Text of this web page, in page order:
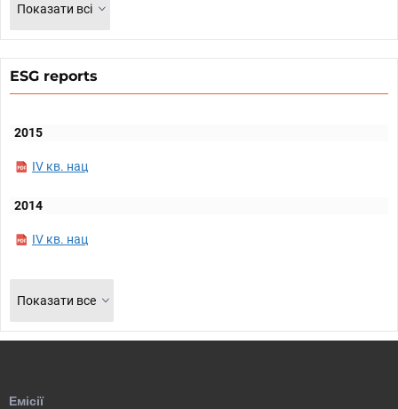
Показати всі
ESG reports
2015
IV кв. нац
2014
IV кв. нац
Показати все
Емісії